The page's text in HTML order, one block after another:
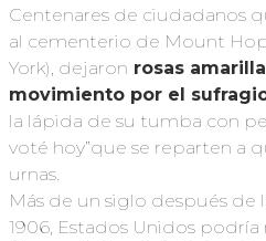
Centenares de ciudadanos
al cementerio de Mount
York), dejaron rosas
movimiento por el
la lápida de su tumba con
voté hoy”que se reparten a
urnas.
Más de un siglo después de
1906, Estados Unidos podría